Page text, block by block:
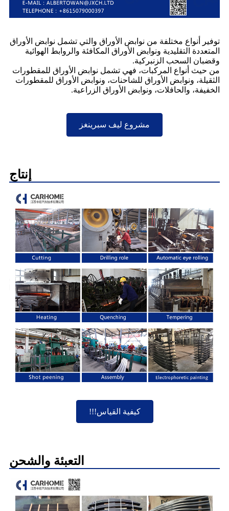
توفير أنواع مختلفة من نوابض الأوراق والتي تشمل نوابض الأوراق
المتعددة التقليدية ونوابض الأوراق المكافئة والروابط الهوائية
وقضبان السحب الزنبركية.
من حيث أنواع المركبات، فهي تشمل نوابض الأوراق للمقطورات
الثقيلة، ونوابض الأوراق للشاحنات، ونوابض الأوراق للمقطورات
الخفيفة، والحافلات، ونوابض الأوراق الزراعية.
مشروع ليف سبرينغز
إنتاج
كيفية القياس!!!
التعبئة والشحن